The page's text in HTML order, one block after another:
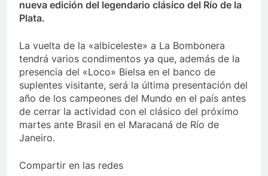
nueva edición del legendario clásico del Río de la
Plata.
La vuelta de la «albiceleste» a La Bombonera
tendrá varios condimentos ya que, además de la
presencia del «Loco» Bielsa en el banco de
suplentes visitante, será la última presentación del
año de los campeones del Mundo en el país antes
de cerrar la actividad con el clásico del próximo
martes ante Brasil en el Maracaná de Río de
Janeiro.
Compartir en las redes